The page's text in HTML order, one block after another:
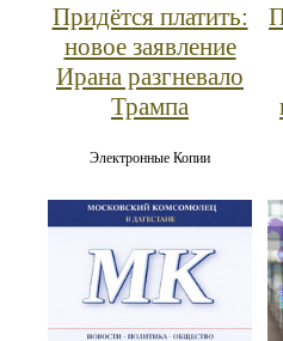
Придётся платить:
новое заявление
Ирана разгневало
Трампа
Электронные Копии